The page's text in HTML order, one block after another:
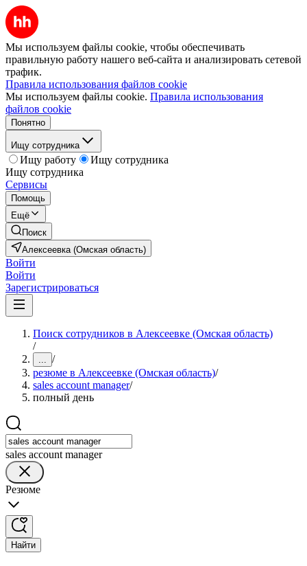
Мы используем файлы cookie, чтобы обеспечивать
правильную работу нашего веб-сайта и анализировать сетевой
трафик.
Правила использования файлов cookie
Мы используем файлы cookie. Правила использования
файлов cookie
Понятно
Ищу сотрудника
Ищу работу
Ищу сотрудника
Ищу сотрудника
Сервисы
Помощь
Ещё
Поиск
Алексеевка (Омская область)
Войти
Войти
Зарегистрироваться
Поиск сотрудников в Алексеевке (Омская область)
/
... /
резюме в Алексеевке (Омская область)/
sales account manager/
полный день
sales account manager
Резюме
Найти